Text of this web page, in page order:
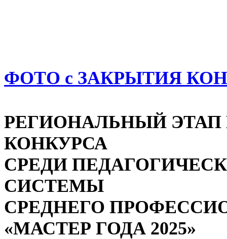
ФОТО с ЗАКРЫТИЯ
РЕГИОНАЛЬНЫЙ
КОНКУРСА
СРЕДИ
СИСТЕМЫ
СРЕДНЕГО
«МАСТЕР ГОДА 2025»